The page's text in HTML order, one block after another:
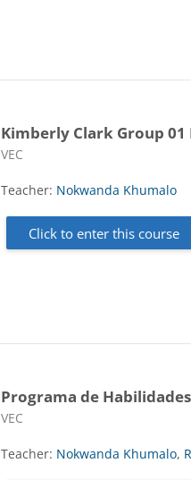
Kimberly Clark Group 01
Course category
VEC
Teacher: Nokwanda Khumalo
Click to enter this course
Programa de
Course category
VEC
Teacher: Nokwanda Khumalo,